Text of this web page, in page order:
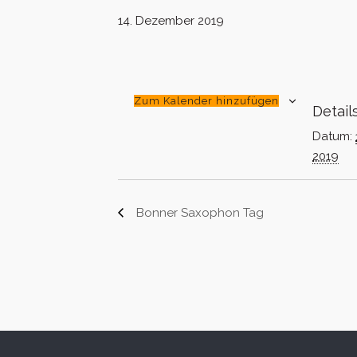
14. Dezember 2019
Zum Kalender hinzufügen
Datum:
2019
Bonner Saxophon Tag